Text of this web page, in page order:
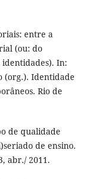
entre a
(ou: do
In:
(org.). Identidade
Rio de
de qualidade
de ensino.
abr./ 2011.